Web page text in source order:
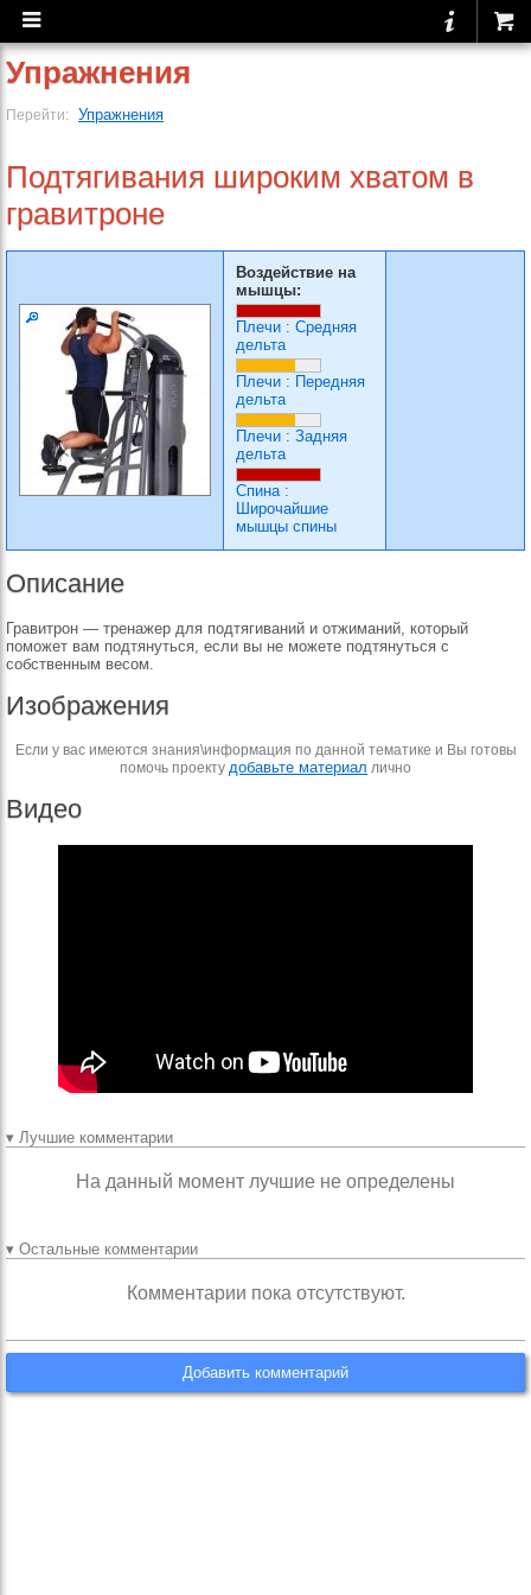
Упражнения
Перейти: Упражнения
Подтягивания широким хватом в
гравитроне
Воздействие на
мышцы:
Плечи : Средняя
дельта
Плечи : Передняя
дельта
Плечи : Задняя
дельта
Спина:
Широчайшие
мышцы спины
Описание
Гравитрон — тренажер для подтягиваний и отжиманий, который
поможет вам подтянуться, если вы не можете подтянуться с
собственным весом.
Изображения
Если у вас имеются знания\информация по данной тематике и Вы готовы
помочь проекту добавьте материал лично
Видео
▾ Лучшие комментарии
На данный момент лучшие не определены
▾ Остальные комментарии
Комментарии пока отсутствуют.
Добавить комментарий